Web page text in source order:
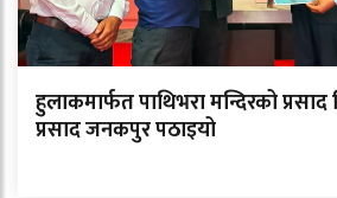
हुलाकमार्फत पाथिभरा मन्दिरको
प्रसाद जनकपुर पठाइयो